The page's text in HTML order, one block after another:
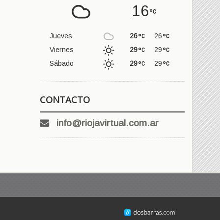
16
Jueves 26
26
Viernes
29
29
Sábado
29
29
CONTACTO
info@riojavirtual.com.ar